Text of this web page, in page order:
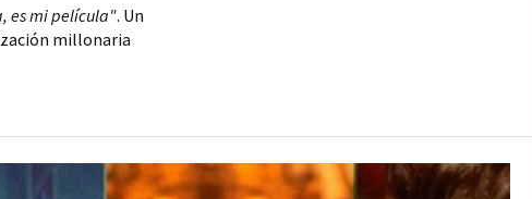
es mi película". Un
millonaria